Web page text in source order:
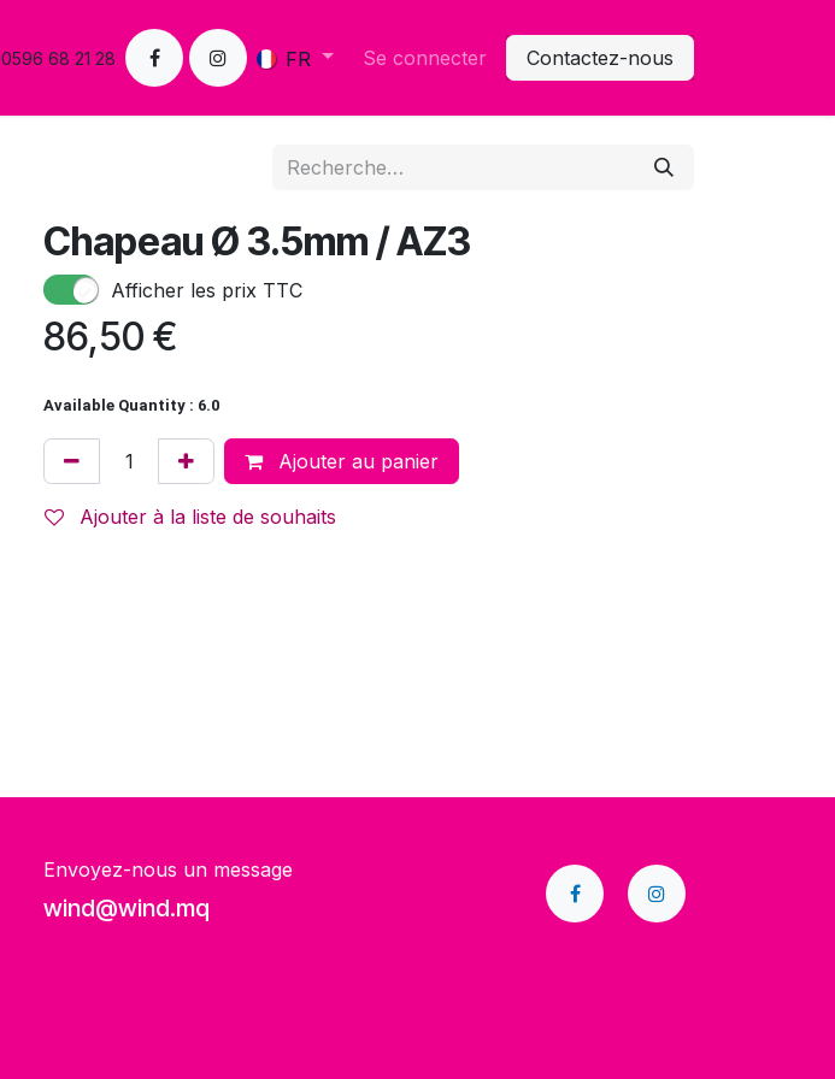
0596 68 21 28 FR Se connecter Contactez-nous
Chapeau Ø 3.5mm / AZ3
Afficher les prix TTC
86,50 €
Available Quantity : 6.0
Ajouter au panier
Ajouter à la liste de souhaits
Envoyez-nous un message
wind@wind.mq